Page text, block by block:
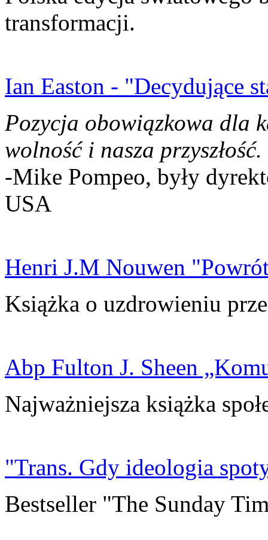
transformacji.
Ian Easton - "Decydujące
Pozycja obowiązkowa dla
wolność i nasza przyszłość.
-Mike Pompeo, były
USA
Henri J.M Nouwen
Książka o uzdrowieniu
Abp Fulton J. Sheen
Najważniejsza książka
"Trans. Gdy ideologia
Bestseller "The Sunday